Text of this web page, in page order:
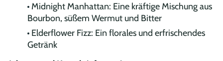
Midnight Manhattan: Eine kräftige Mischung aus
Bourbon, süßem Wermut und Bitter
Elderflower Fizz: Ein florales und erfrischendes
Getränk